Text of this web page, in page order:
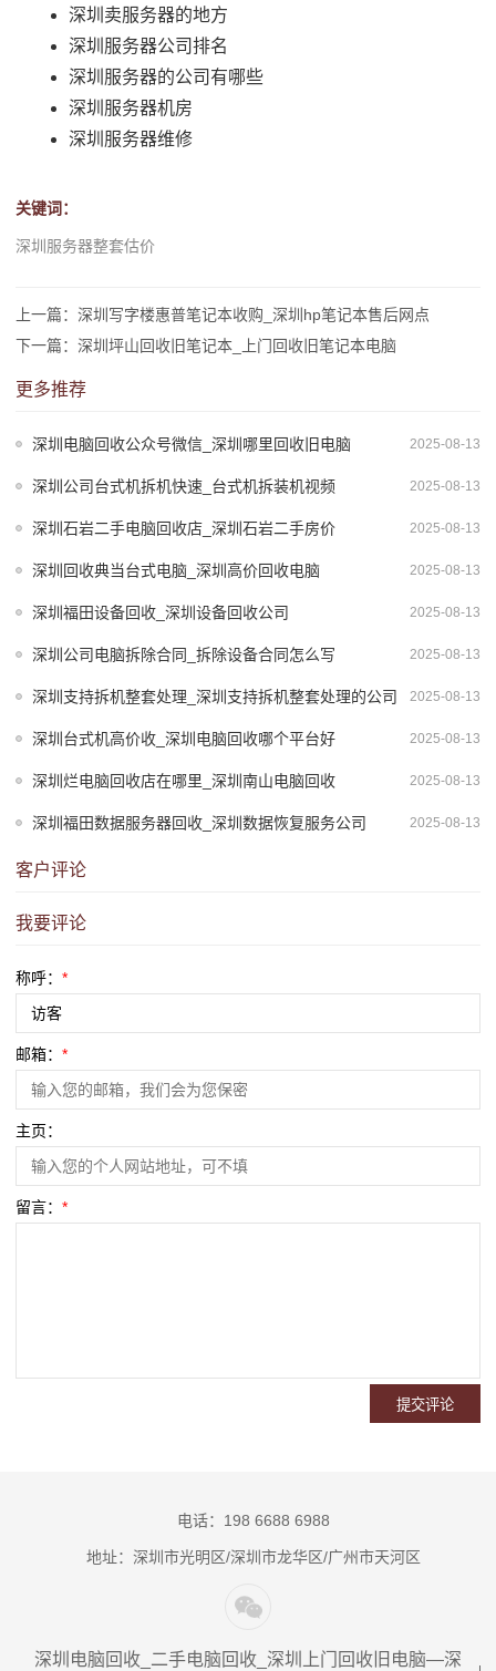
深圳卖服务器的地方
深圳服务器公司排名
深圳服务器的公司有哪些
深圳服务器机房
深圳服务器维修
关键词：
深圳服务器整套估价
上一篇：深圳写字楼惠普笔记本收购_深圳hp笔记本售后网点
下一篇：深圳坪山回收旧笔记本_上门回收旧笔记本电脑
更多推荐
2025-08-13
深圳电脑回收公众号微信_深圳哪里回收旧电脑
2025-08-13
深圳公司台式机拆机快速_台式机拆装机视频
2025-08-13
深圳石岩二手电脑回收店_深圳石岩二手房价
2025-08-13
深圳回收典当台式电脑_深圳高价回收电脑
2025-08-13
深圳福田设备回收_深圳设备回收公司
2025-08-13
深圳公司电脑拆除合同_拆除设备合同怎么写
2025-08-13
深圳支持拆机整套处理_深圳支持拆机整套处理的公司
2025-08-13
深圳台式机高价收_深圳电脑回收哪个平台好
2025-08-13
深圳烂电脑回收店在哪里_深圳南山电脑回收
2025-08-13
深圳福田数据服务器回收_深圳数据恢复服务公司
客户评论
我要评论
称呼： *
邮箱： *
主页：
留言： *
电话：198 6688 6988
地址：深圳市光明区/深圳市龙华区/广州市天河区
深圳电脑回收_二手电脑回收_深圳上门回收旧电脑—深